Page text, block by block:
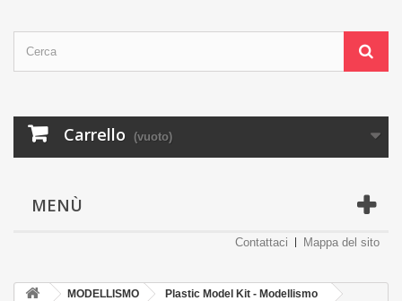
Carrello (vuoto)
MENÙ
Contattaci Mappa del sito
MODELLISMO
Plastic Model Kit - Modellismo